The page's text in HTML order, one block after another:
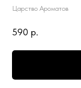
Царство Ароматов
590 р.